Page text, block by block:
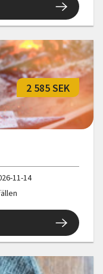
2 585 SEK
11-14